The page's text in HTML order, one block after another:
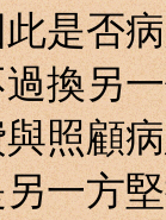
是否
換另
照顧
一方